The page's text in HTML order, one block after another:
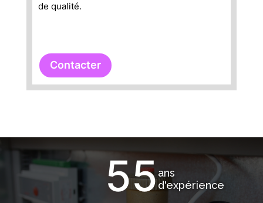
de qualité.
Contacter
55ans
d'expérience